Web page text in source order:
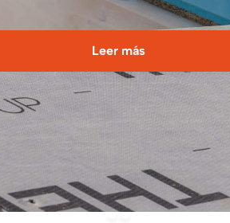
Leer más